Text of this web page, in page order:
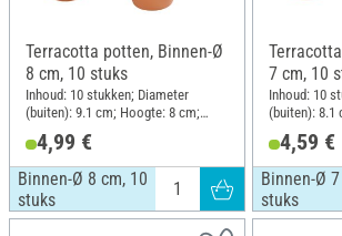
Terracotta potten, Binnen-Ø
8 cm, 10 stuks
Inhoud: 10 stukken; Diameter
(buiten): 9.1 cm; Hoogte: 8 cm;
Materiaal: Terracotta
4,99 €
Binnen-Ø 8 cm, 10
stuks
7 cm, 10
Inhoud: 10
(buiten): 8.1
Materiaal:
4,59 €
Binnen-Ø
stuks